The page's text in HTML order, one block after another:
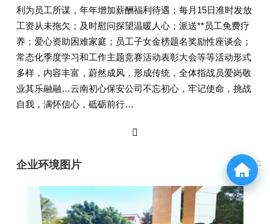
利为员工所谋，年年增加薪酬福利待遇；每月15日准时发放
工资从未拖欠；及时慰问探望温暖人心；派送**员工免费疗
养；爱心资助困难家庭；员工子女金榜题名奖励性座谈会；
常态化季度学习和工作主题竞赛活动表彰大会等等活动形式
多样，内容丰富，蔚然成风，形成传统，全体指战员爱岗敬
业其乐融融…云南初心保安公司不忘初心，牢记使命，挑战
自我，满怀信心，砥砺前行…
企业环境图片 更多